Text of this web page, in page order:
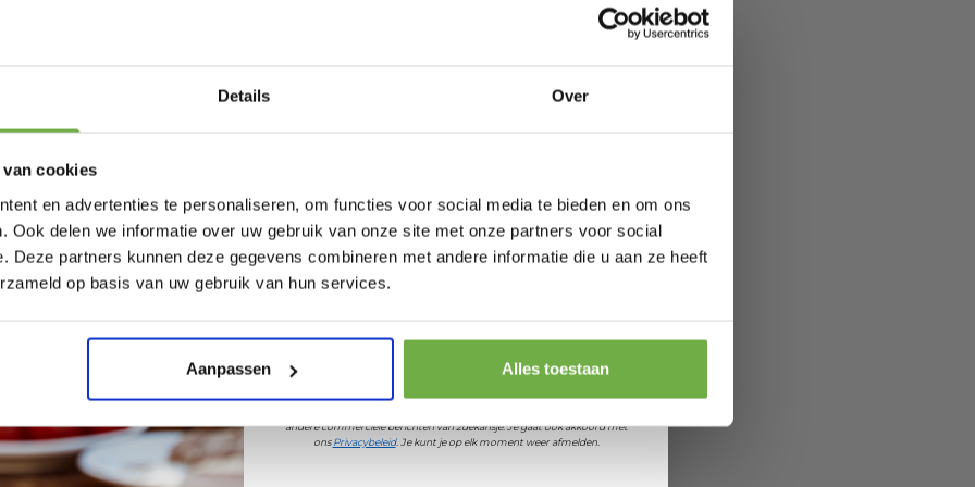
Details Over
cookies
en advertenties te personaliseren, om functies voor social media te bieden en om ons
Ook delen we informatie over uw gebruik van onze site met onze partners voor social
Deze partners kunnen deze gegevens combineren met andere informatie die u aan ze heeft
op basis van uw gebruik van hun services.
Aanpassen Alles toestaan
feestelijke ambiance. Onze truien worden met zorg en liefde
en vier de kerst met stijl, comfort en de betovering van de feestdagen.
Holly Jolly'. Begin vandaag nog met het vieren van de feestdagen
direct € 5,-
Bij 2dekansje.com profiteer je van
Laat ons weten wanneer je jarig bent
Pak € 5,- korting
andere commerciële berichten van 2dekansje. Je gaat ook akkoord met
onsPrivacybeleid. Je kunt je op elk moment weer afmelden.